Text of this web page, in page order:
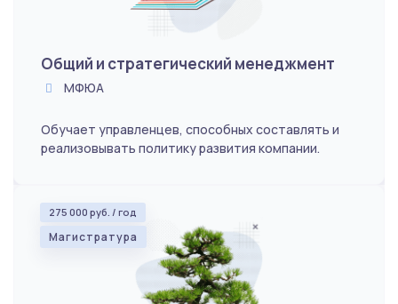
Общий и стратегический менеджмент
МФЮА
Обучает управленцев, способных составлять и
реализовывать политику развития компании.
275 000 руб. / год
Магистратура